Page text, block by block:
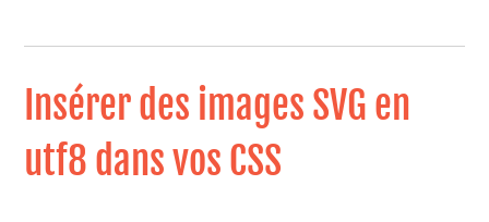
Insérer des images SVG en
utf8 dans vos CSS